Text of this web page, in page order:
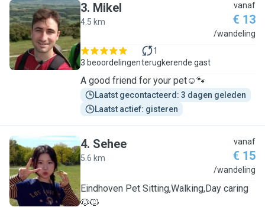
M
3. Mikel
4.5 km
vanaf
€ 13
/wandeling
3 beoordelingen
1
terugkerende gast
A good friend for your pet☺️🐾
Laatst gecontacteerd: 3 dagen geleden
Laatst actief: gisteren
S
4. Sehee
5.6 km
vanaf
€ 15
/wandeling
Eindhoven Pet Sitting,Walking,Day caring
🐶🐱